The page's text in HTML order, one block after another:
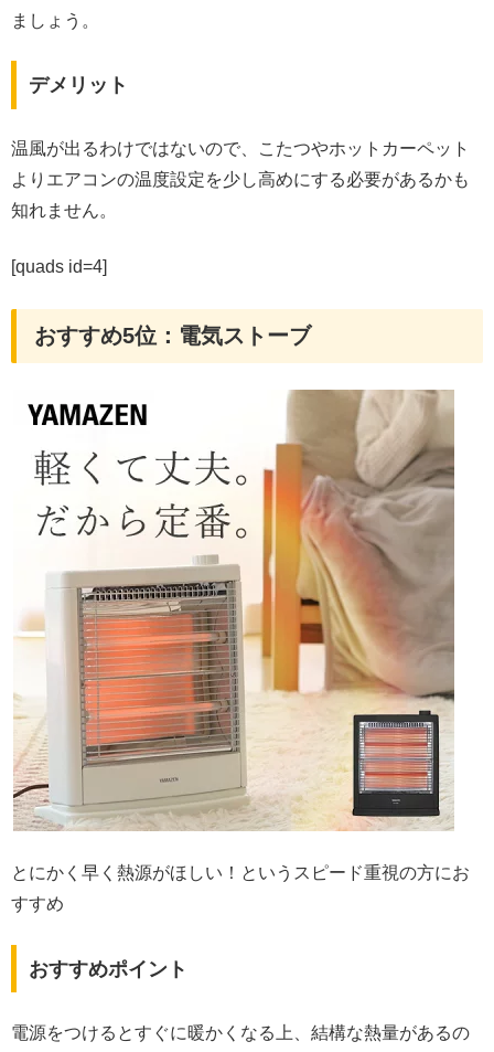
ましょう。
デメリット
温風が出るわけではないので、こたつやホットカーペット
よりエアコンの温度設定を少し高めにする必要があるかも
知れません。
[quads id=4]
おすすめ5位：電気ストーブ
とにかく早く熱源がほしい！というスピード重視の方にお
すすめ
おすすめポイント
電源をつけるとすぐに暖かくなる上、結構な熱量があるの